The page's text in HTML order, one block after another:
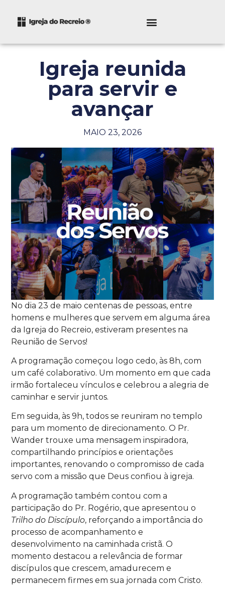
Igreja reunida
para servir e
avançar
MAIO 23, 2026
No dia 23 de maio centenas de pessoas, entre
homens e mulheres que servem em alguma área
da Igreja do Recreio, estiveram presentes na
Reunião de Servos!
A programação começou logo cedo, às 8h, com
um café colaborativo. Um momento em que cada
irmão fortaleceu vínculos e celebrou a alegria de
caminhar e servir juntos.
Em seguida, às 9h, todos se reuniram no templo
para um momento de direcionamento. O Pr.
Wander trouxe uma mensagem inspiradora,
compartilhando princípios e orientações
importantes, renovando o compromisso de cada
servo com a missão que Deus confiou à igreja.
A programação também contou com a
participação do Pr. Rogério, que apresentou o
Trilho do Discípulo, reforçando a importância do
processo de acompanhamento e
desenvolvimento na caminhada cristã. O
momento destacou a relevância de formar
discípulos que crescem, amadurecem e
permanecem firmes em sua jornada com Cristo.